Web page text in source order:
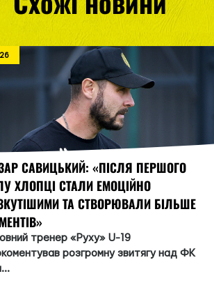
САВИЦЬКИЙ: «ПІСЛЯ ПЕРШОГО
ХЛОПЦІ СТАЛИ ЕМОЦІЙНО
ТА СТВОРЮВАЛИ БІЛЬШЕ
тренер «Руху» U-19
розгромну звитягу над ФК